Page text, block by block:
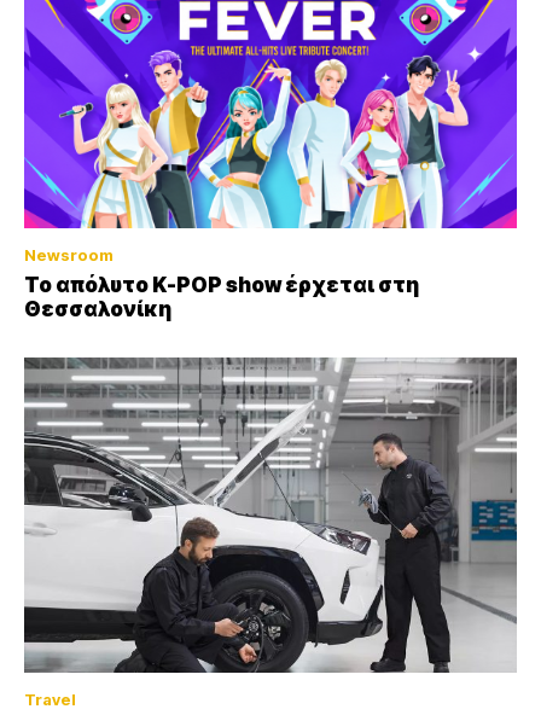
Newsroom
Το απόλυτο K-POP show έρχεται στη
Θεσσαλονίκη
Travel